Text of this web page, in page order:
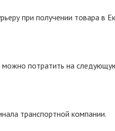
при получении товара в
потратить на
транспортной компании.